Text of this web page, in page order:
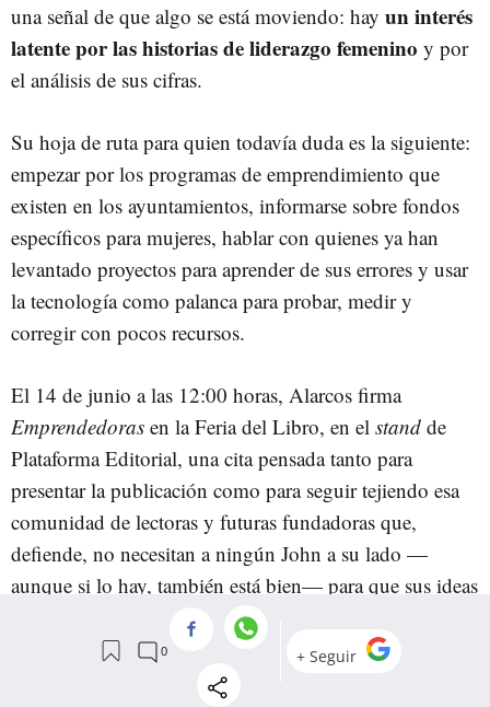
una señal de que algo se está moviendo: hay un interés
latente por las historias de liderazgo femenino y por
el análisis de sus cifras.
Su hoja de ruta para quien todavía duda es la siguiente:
empezar por los programas de emprendimiento que
existen en los ayuntamientos, informarse sobre fondos
específicos para mujeres, hablar con quienes ya han
levantado proyectos para aprender de sus errores y usar
la tecnología como palanca para probar, medir y
corregir con pocos recursos.
El 14 de junio a las 12:00 horas, Alarcos firma
Emprendedoras en la Feria del Libro, en el stand de
Plataforma Editorial, una cita pensada tanto para
presentar la publicación como para seguir tejiendo esa
comunidad de lectoras y futuras fundadoras que,
defiende, no necesitan a ningún John a su lado —
aunque si lo hay, también está bien— para que sus ideas